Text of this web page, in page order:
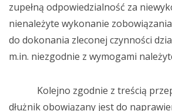
zupełną odpowiedzialność za
nienależyte wykonanie
do dokonania zleconej czynności
m.in. niezgodnie z wymogami
Kolejno zgodnie z treścią
dłużnik obowiązany jest do